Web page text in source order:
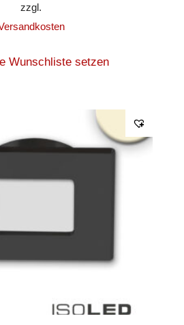
zzgl.
Wunschliste setzen